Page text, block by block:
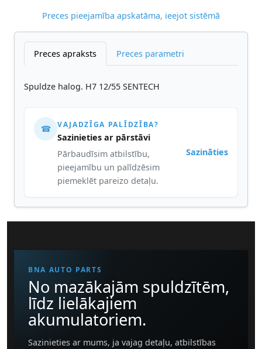
Preces pieejamība apskatāma, ieejot sistēmā
Preces apraksts Preces parametri
Spuldze halog. H7 12/55 SENTECH
☎ VAJADZĪGA PALĪDZĪBA?
Sazinieties ar pārstāvi
Pārbaudīsim atbilstību,
pieejamību un palīdzēsim
piemeklēt pareizo detaļu.
Sazināties
BNA AUTO PARTS
No mazākajām spuldzītēm,
līdz lielākajiem
akumulatoriem.
Sazinieties ar mums, ja vajag detaļu, atbilstības